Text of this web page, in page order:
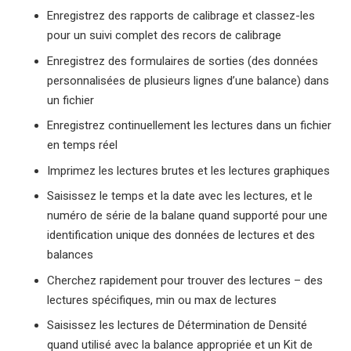
Enregistrez des rapports de calibrage et classez-les
pour un suivi complet des recors de calibrage
Enregistrez des formulaires de sorties (des données
personnalisées de plusieurs lignes d’une balance) dans
un fichier
Enregistrez continuellement les lectures dans un fichier
en temps réel
Imprimez les lectures brutes et les lectures graphiques
Saisissez le temps et la date avec les lectures, et le
numéro de série de la balane quand supporté pour une
identification unique des données de lectures et des
balances
Cherchez rapidement pour trouver des lectures – des
lectures spécifiques, min ou max de lectures
Saisissez les lectures de Détermination de Densité
quand utilisé avec la balance appropriée et un Kit de